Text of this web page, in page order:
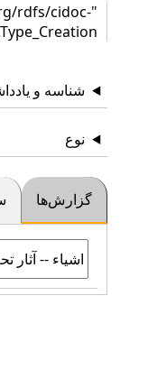
rdfs/cidoc-
شناسه و
نوع
گزارش‌ها